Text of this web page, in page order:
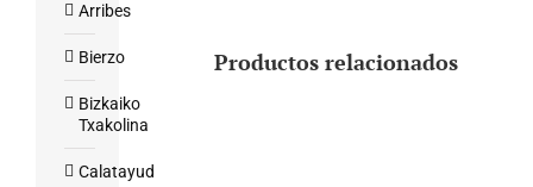
Productos relacionados
Arribes
Bierzo
Bizkaiko
Txakolina
Calatayud